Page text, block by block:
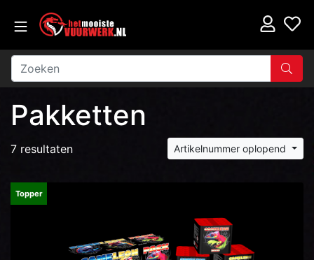
Pakketten
7 resultaten Artikelnummer oplopend
Topper